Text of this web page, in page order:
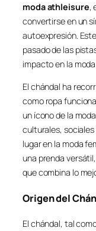
moda athleisure,
convertirse en un
autoexpresión.
pasado de las
impacto en la
El chándal ha
como ropa
un ícono de la
culturales,
lugar en la moda
una prenda
que combina lo
Origen del
El chándal, tal